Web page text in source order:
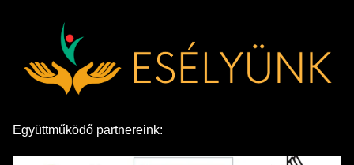
Együttműködő partnereink: